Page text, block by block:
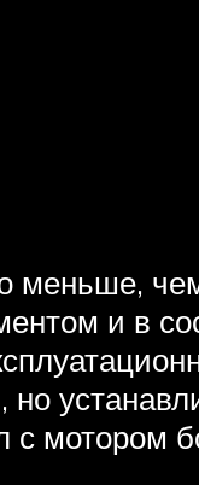
меньше,
и в
с мотором